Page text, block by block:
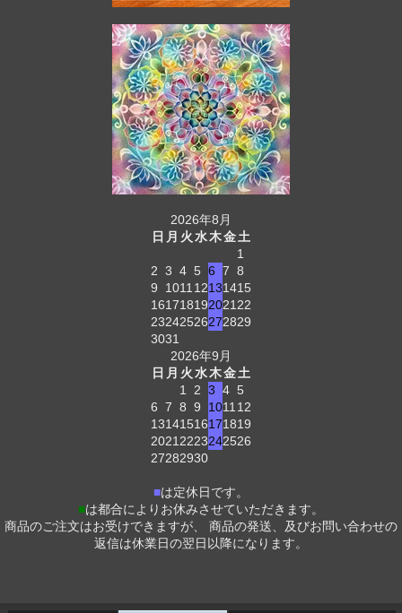
2026年8月
日 月 火水木金土
1
2 3 4 5 6 7 8
9
1011 12131415
161718192021 22
23242526272829
3031
2026年9月
日 月 火水木金土
1
2 3 4 5
6 7 8 9 1011 12
13141516171819
2021 2223242526
27282930
■は定休日です。
■は都合によりお休みさせていただきます。
商品のご注文はお受けできますが、 商品の発送、及びお問い合わせの
返信は休業日の翌日以降になります。